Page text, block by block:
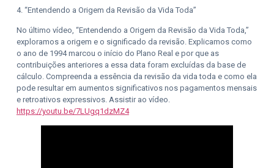
4. “Entendendo a Origem da Revisão da Vida Toda”
No último vídeo, “Entendendo a Origem da Revisão da Vida Toda,”
exploramos a origem e o significado da revisão. Explicamos como
o ano de 1994 marcou o início do Plano Real e por que as
contribuições anteriores a essa data foram excluídas da base de
cálculo. Compreenda a essência da revisão da vida toda e como ela
pode resultar em aumentos significativos nos pagamentos mensais
e retroativos expressivos. Assistir ao vídeo.
https://youtu.be/7LUgq1dzMZ4